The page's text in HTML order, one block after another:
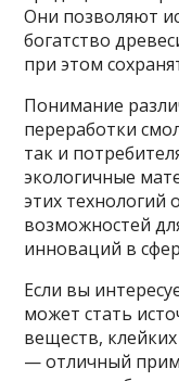
Они позволяют
богатство
при этом
Понимание
переработки
так и
экологичные
этих
возможностей
инноваций в
Если вы
может стать
веществ,
— отличный